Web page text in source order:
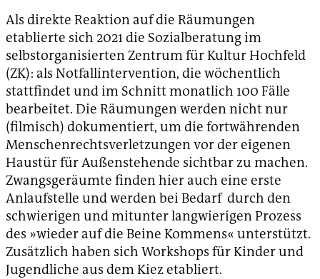
Als direkte Reaktion auf die Räumungen
etablierte sich 2021 die Sozialberatung im
selbstorganisierten Zentrum für Kultur Hochfeld
(ZK): als Notfallintervention, die wöchentlich
stattfindet und im Schnitt monatlich 100 Fälle
bearbeitet. Die Räumungen werden nicht nur
(filmisch) dokumentiert, um die fortwährenden
Menschenrechtsverletzungen vor der eigenen
Haustür für Außenstehende sichtbar zu machen.
Zwangsgeräumte finden hier auch eine erste
Anlaufstelle und werden bei Bedarf durch den
schwierigen und mitunter langwierigen Prozess
des »wieder auf die Beine Kommens« unterstützt.
Zusätzlich haben sich Workshops für Kinder und
Jugendliche aus dem Kiez etabliert.